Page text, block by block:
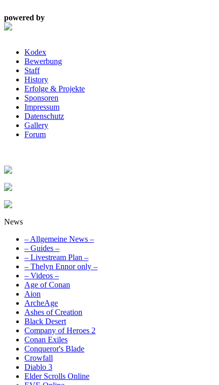
powered by
Kodex
Bewerbung
Staff
History
Erfolge & Projekte
Sponsoren
Impressum
Datenschutz
Gallery
Forum
News
– Allgemeine News –
– Guides –
– Livestream Plan –
– Thelyn Ennor only –
– Videos –
Age of Conan
Aion
ArcheAge
Ashes of Creation
Black Desert
Company of Heroes 2
Conan Exiles
Conqueror's Blade
Crowfall
Diablo 3
Elder Scrolls Online